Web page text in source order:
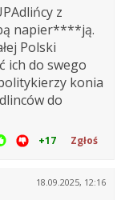
z
napier****ją.
Polski
ich do swego
konia
do
+17 Zgłoś
18.09.2025, 12:16